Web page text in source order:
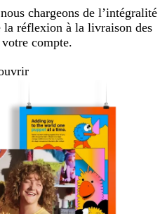
chargeons de l’intégralité
la réflexion à la livraison des
compte.